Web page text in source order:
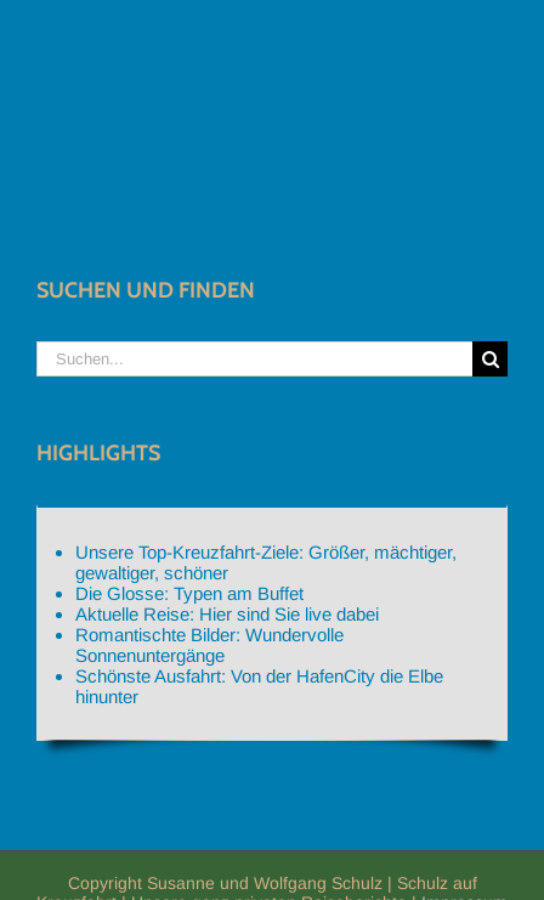
SUCHEN UND FINDEN
Suche
nach:
HIGHLIGHTS
Unsere Top-Kreuzfahrt-Ziele: Größer, mächtiger,
gewaltiger, schöner
Die Glosse: Typen am Buffet
Aktuelle Reise: Hier sind Sie live dabei
Romantischte Bilder: Wundervolle
Sonnenuntergänge
Schönste Ausfahrt: Von der HafenCity die Elbe
hinunter
Copyright Susanne und Wolfgang Schulz | Schulz auf